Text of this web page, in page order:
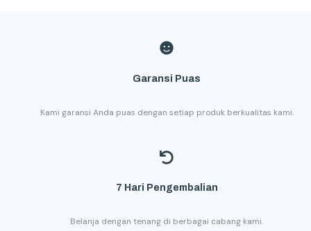
Garansi Puas
Kami garansi Anda puas dengan setiap produk berkualitas kami.
7 Hari Pengembalian
Belanja dengan tenang di berbagai cabang kami.